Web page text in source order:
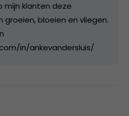
mijn klanten deze
bloeien en vliegen.
in/ankevandersluis/